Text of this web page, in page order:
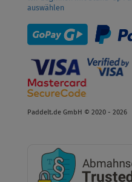
auswählen
Paddelt.de GmbH © 2020 - 2026